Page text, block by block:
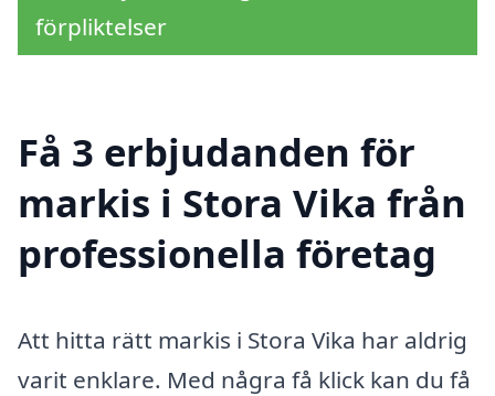
förpliktelser
Få 3 erbjudanden för
markis i Stora Vika från
professionella företag
Att hitta rätt markis i Stora Vika har aldrig
varit enklare. Med några få klick kan du få